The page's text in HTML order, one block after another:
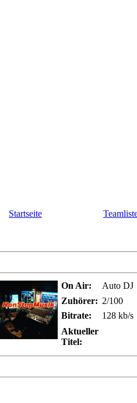
Startseite
On Air:
Auto DJ
Zuhörer: 2/100
Bitrate:
128 kb/s
Aktueller
Titel: